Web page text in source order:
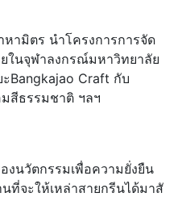
ามิตร นำโครงการการจัด
ในจุฬาลงกรณ์มหาวิทยาลัย
Bangkajao Craft กับ
สีธรรมชาติ ฯลฯ
งนวัตกรรมเพื่อความยั่งยืน
นที่จะให้เหล่าสายกรีนได้มาสั